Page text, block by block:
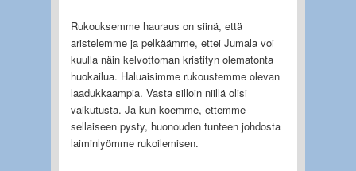
Rukouksemme hauraus on siinä, että
aristelemme ja pelkäämme, ettei Jumala voi
kuulla näin kelvottoman kristityn olematonta
huokailua. Haluaisimme rukoustemme olevan
laadukkaampia. Vasta silloin niillä olisi
vaikutusta. Ja kun koemme, ettemme
sellaiseen pysty, huonouden tunteen johdosta
laiminlyömme rukoilemisen.